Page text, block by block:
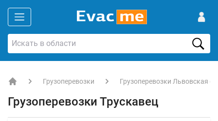
Грузоперевозки Грузоперевозки Львовская
Грузоперевозки Трускавец